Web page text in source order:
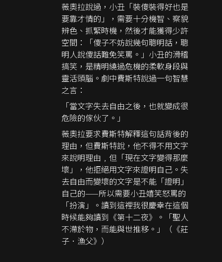
薇奧拉說過，小丑「裝傻裝得好也是
要靠才情的」，需要十分機智、察貌
辨色、抓緊時機，然後才能獲得少許
空間：「傻子不妨說幾句聰明話，聰
明人說傻話難免笑罵。」小丑的滑稽
搞笑，是精明繞過危機的柔軟身段與
靈活頭腦。劇中費斯特說過一句智慧
之言：
「當文字失去自由之後，也就變成很
危險的傢伙了。」
薇奧拉要求費斯特解釋這句話背後的
理由，但費斯特說，他不得不用文字
來說明理由﹐但「現在文字變得那麼
壞」，他拒絕用文字來證明自己。失
去自由而變壞的文字是不能「證明」
自己的——所以需要小丑嬉笑怒罵的
「扮演」。讀到這裡我很慶幸在這個
時候能夠讀到《第十二夜》。「聖人
不滯於物，而能與世推移。」（《莊
子．漁父》）